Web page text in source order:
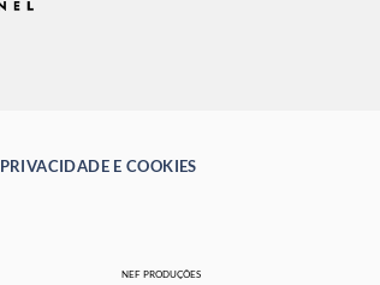
PRIVACIDADE E COOKIES
NEF PRODUÇÕES